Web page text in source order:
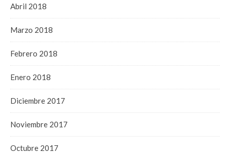
Abril 2018
Marzo 2018
Febrero 2018
Enero 2018
Diciembre 2017
Noviembre 2017
Octubre 2017